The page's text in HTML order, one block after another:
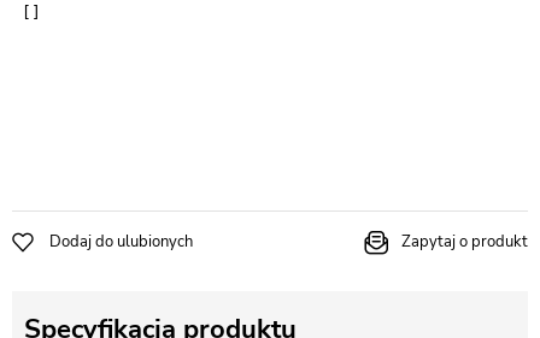
Dodaj do ulubionych Zapytaj o produkt
Specyfikacja produktu